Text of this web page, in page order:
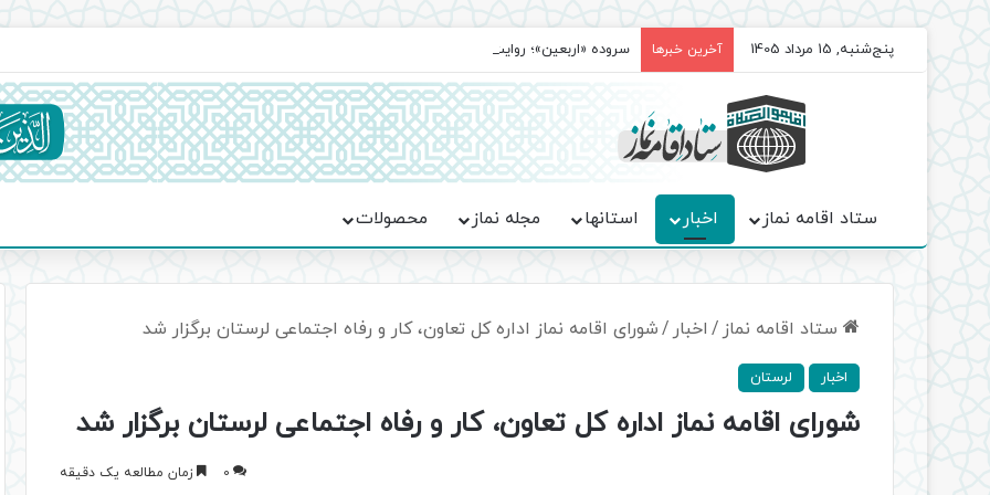
پنج‌شنبه, 15 مرداد 1405 آخرین خبرها سروده‌ «اربعین»؛ روایت حماسه، استقامت و تمدن‌سازی امت اسلامی
ستاد اقامه نماز اخبار استانها مجله نماز محصولات
ستاد اقامه نماز / اخبار /شورای اقامه نماز اداره کل تعاون، کار و رفاه اجتماعی لرستان برگزار شد
اخبار لرستان
شورای اقامه نماز اداره کل تعاون، کار و رفاه اجتماعی لرستان برگزار شد
0 زمان مطالعه یک دقیقه